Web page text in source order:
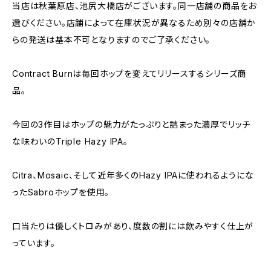
当店は秋葉原店、池尻大橋店がございます。同一店舗の商品をお
選びください。店舗によって在庫状況が異なるため別々の店舗か
らの発送は基本不可となりますのでご了承ください。
Contract Burnは毎回ホップを変えてリリースするシリーズ商
品。
今回の3作目はホップの魅力がたっぷりと詰まった濃厚でリッチ
な味わいのTriple Hazy IPA。
Citra、Mosaic、そして近年多くのHazy IPAに使われるようにな
ったSabroホップを使用。
口当たりは優しくトロみがあり、度数の割には飲みやすく仕上が
っています。